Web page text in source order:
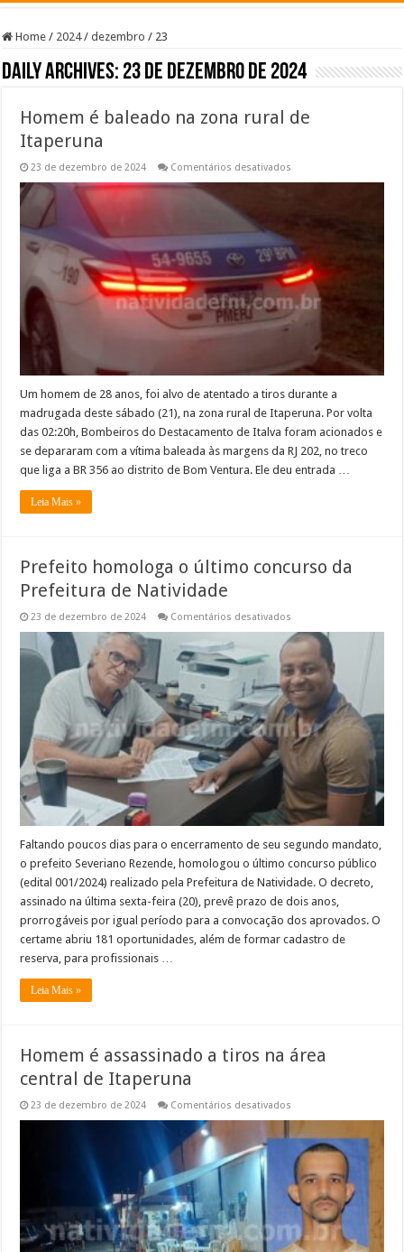
Home / 2024 / dezembro / 23
Daily Archives: 23 de dezembro de 2024
Homem é baleado na zona rural de
Itaperuna
23 de dezembro de 2024 Comentários desativados
de
Itaperuna
Um homem de 28 anos, foi alvo de atentado a tiros durante a
madrugada deste sábado (21), na zona rural de Itaperuna. Por volta
das 02:20h, Bombeiros do Destacamento de Italva foram acionados e
se depararam com a vítima baleada às margens da RJ 202, no treco
que liga a BR 356 ao distrito de Bom Ventura. Ele deu entrada …
Leia Mais »
Prefeito homologa o último concurso da
Prefeitura de Natividade
23 de dezembro de 2024 Comentários desativados
homologa
o
último
concurso
da
Prefeitura
de
Natividade
Faltando poucos dias para o encerramento de seu segundo mandato,
o prefeito Severiano Rezende, homologou o último concurso público
(edital 001/2024) realizado pela Prefeitura de Natividade. O decreto,
assinado na última sexta-feira (20), prevê prazo de dois anos,
prorrogáveis por igual período para a convocação dos aprovados. O
certame abriu 181 oportunidades, além de formar cadastro de
reserva, para profissionais …
Leia Mais »
Homem é assassinado a tiros na área
central de Itaperuna
23 de dezembro de 2024 Comentários desativados
assassinado
tiros
na
área
central
de
Itaperuna